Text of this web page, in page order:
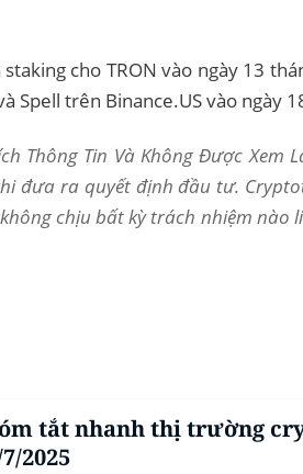
cho TRON vào ngày 13
Spell trên Binance.US vào ngày
Thông Tin Và Không Được Xem
đưa ra quyết định đầu tư.
chịu bất kỳ trách nhiệm nào
tắt nhanh thị trường
2025